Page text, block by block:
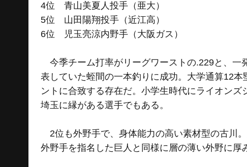
4位 青山美夏人投手（亜大）
5位 山田陽翔投手（近江高）
6位 児玉亮涼内野手（大阪ガス）
今季チーム打率がリーグワーストの.229と、一
表していた蛭間の一本釣りに成功。大学通算12
ントに合致する存在だ。小学生時代にライオン
埼玉に縁がある選手でもある。
2位も外野手で、身体能力の高い素材型の古川
外野手を指名した巨人と同様に層の薄い外野に厚